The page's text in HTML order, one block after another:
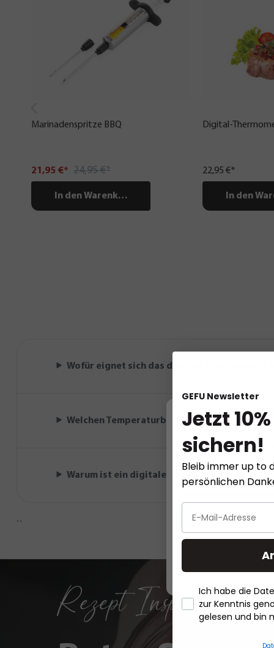
Marinadenspritze BBQ
21,95 €* 24,95 €*
In den Warenkorb
Digital-
22,95 €*
In den
Wofür eignet sich das digitale Thermometer
Welchen Temperaturbereich misst das BBQ-
Warum ist ein digitales Grillthermometer für
``
Rezept Inspirationen
Diese Website
GEFU Newsletter
Jetzt
sichern!
Bleib immer up to
persönlichen
Ich habe die
zur Kenntnis
gelesen und bin